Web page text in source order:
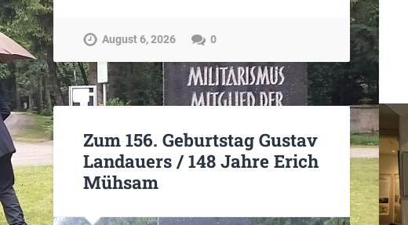
August 6, 2026 0
Zum 156. Geburtstag Gustav
Landauers / 148 Jahre Erich
Mühsam